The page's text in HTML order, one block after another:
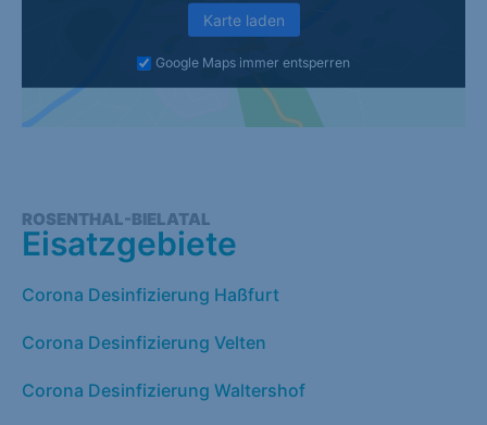
Karte laden
Google Maps immer entsperren
ROSENTHAL-BIELATAL
Eisatzgebiete
Corona Desinfizierung Haßfurt
Corona Desinfizierung Velten
Corona Desinfizierung Waltershof